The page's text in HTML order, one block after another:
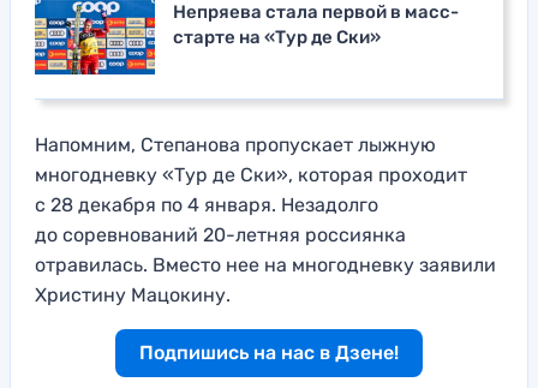
Непряева стала первой в масс-
старте на «Тур де Ски»
Напомним, Степанова пропускает лыжную
многодневку «Тур де Ски», которая проходит
с 28 декабря по 4 января. Незадолго
до соревнований 20-летняя россиянка
отравилась. Вместо нее на многодневку заявили
Христину Мацокину.
Подпишись на нас в Дзене!